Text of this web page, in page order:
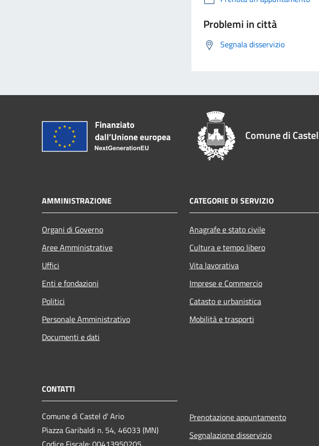
Problemi in città
Segnala disservizio
Comune di
AMMINISTRAZIONE
Organi di Governo
Aree Amministrative
Uffici
Enti e fondazioni
Politici
Personale Amministrativo
Documenti e dati
CATEGORIE DI SERVIZIO
Anagrafe e stato civile
Cultura e tempo libero
Vita lavorativa
Imprese e Commercio
Catasto e urbanistica
Mobilità e trasporti
CONTATTI
Comune di Castel d' Ario
Piazza Garibaldi n. 54, 46033 (MN)
Prenotazione appuntamento
Segnalazione disservizio